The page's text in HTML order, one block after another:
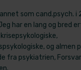
som cand.psych. i
har en lang og bred
og almen
fra psykiatrien,